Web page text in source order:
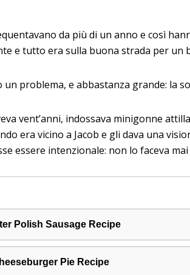
da più di un anno e così
e tutto era sulla buona strada per un
un problema, e abbastanza grande: la
vent’anni, indossava minigonne
era vicino a Jacob e gli dava una
essere intenzionale: non lo faceva
Polish Sausage Recipe
Pie Recipe